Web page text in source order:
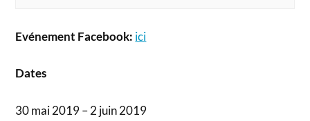
Evénement Facebook: ici
Dates
30 mai 2019 – 2 juin 2019